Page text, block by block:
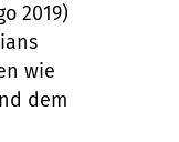
2019)
wie
dem